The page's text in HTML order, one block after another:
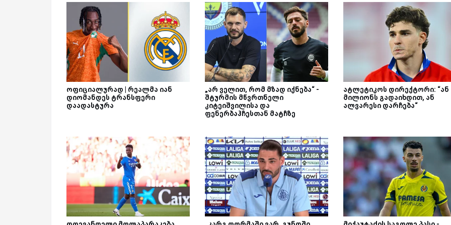
ოფიციალურად | რეალმა იან
დიომანდეს ტრანსფერი
დაადასტურა
„არ ველით, რომ მზად იქნება“ -
შტურმის მწვრთნელი
კიტეიშვილისა და
ფენერბაჰჩესთან მატჩზე
ატლეტიკოს დირექტორი: “ან
მილიონს გადაიხდით, ან
ალვარესი დარჩება“